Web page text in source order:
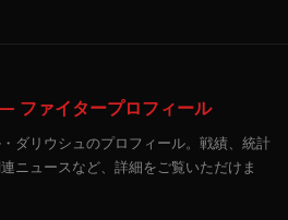
ファイタープロフィール
ダリウシュのプロフィール。戦績、統計
ニュースなど、詳細をご覧いただけま